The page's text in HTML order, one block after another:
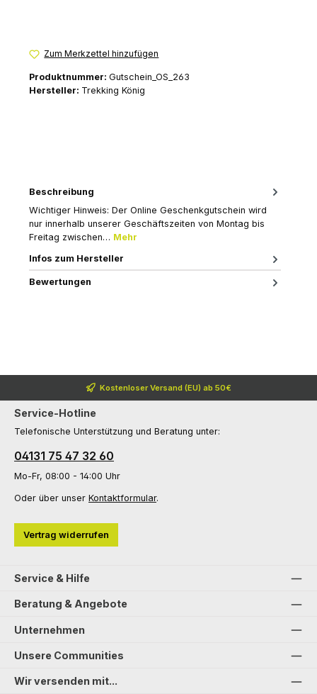
Zum Merkzettel hinzufügen
Produktnummer: Gutschein_OS_263
Hersteller: Trekking König
Beschreibung
Wichtiger Hinweis: Der Online Geschenkgutschein wird
nur innerhalb unserer Geschäftszeiten von Montag bis
Freitag zwischen… Mehr
Infos zum Hersteller
Bewertungen
Kostenloser Versand (EU) ab 50€
Service-Hotline
Telefonische Unterstützung und Beratung unter:
04131 75 47 32 60
Mo-Fr, 08:00 - 14:00 Uhr
Oder über unser Kontaktformular.
Vertrag widerrufen
Service & Hilfe
Beratung & Angebote
Unternehmen
Unsere Communities
Wir versenden mit...